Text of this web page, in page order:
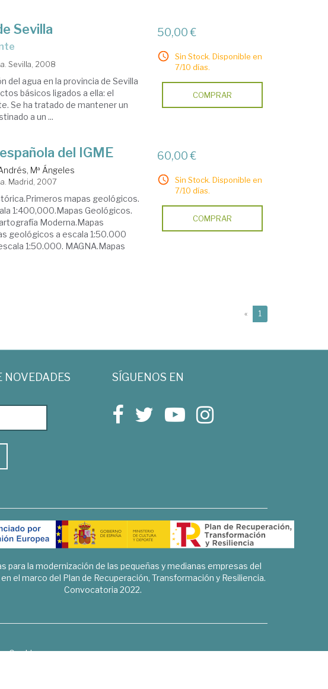
Sevilla
Sevilla, 2008
del agua en la provincia de Sevilla
básicos ligados a ella: el
Se ha tratado de mantener un
a un ...
50,00 €
Sin Stock. Disponible en
7/10 días.
COMPRAR
del IGME
Mª Ángeles
Madrid, 2007
mapas geológicos.
1:400,000.Mapas Geológicos.
Moderna.Mapas
geológicos a escala 1:50.000
1:50.000. MAGNA.Mapas
60,00 €
Sin Stock. Disponible en
7/10 días.
COMPRAR
« 1
NOVEDADES SÍGUENOS EN
para la modernización de las pequeñas y medianas empresas del
el marco del Plan de Recuperación, Transformación y Resiliencia.
Convocatoria 2022.
Cookies